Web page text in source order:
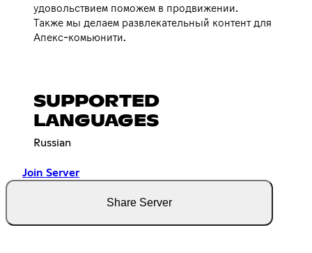
удовольствием поможем в продвижении.
Также мы делаем развлекательный контент для
Апекс-комьюнити.
SUPPORTED
LANGUAGES
Russian
Join Server
Share Server